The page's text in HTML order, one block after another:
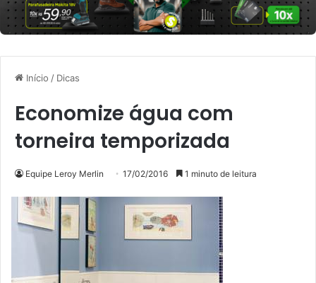
Início / Dicas
Economize água com
torneira temporizada
Equipe Leroy Merlin 17/02/2016 1 minuto de leitura